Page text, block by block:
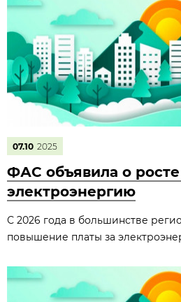
07.10 2025
ФАС объявила о
электроэнергию
С 2026 года в большинстве
повышение платы за